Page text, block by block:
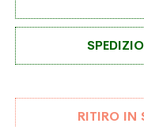
RITIRO IN